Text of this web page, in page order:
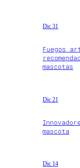
Dic 31
Fuegos
mascotas
Dic 21
mascota
Dic 14